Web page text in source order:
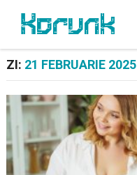
ZI: 21 FEBRUARIE 2025